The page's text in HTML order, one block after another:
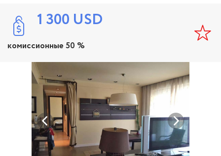
1 300 USD
комиссионные 50 %